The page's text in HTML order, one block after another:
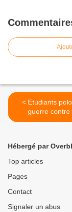
< Etudiants polonais et
guerre contre
Hébergé par
Top articles
Pages
Contact
Signaler un abus